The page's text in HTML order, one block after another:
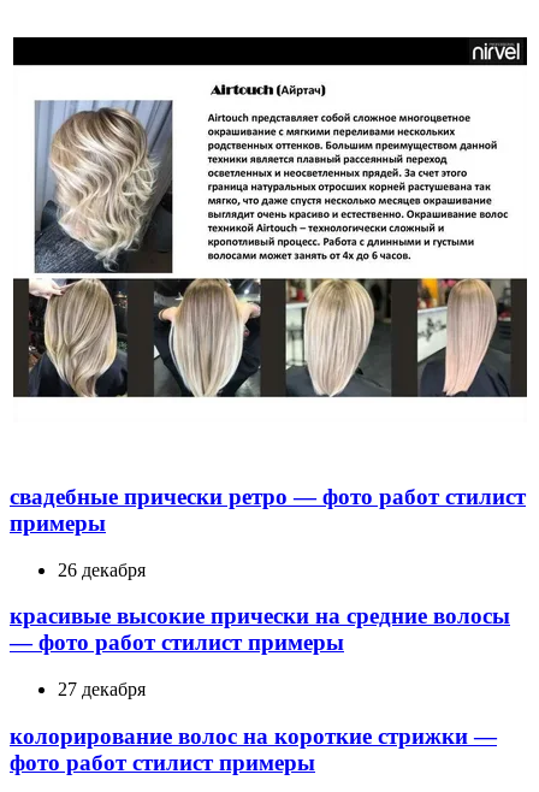
свадебные прически ретро — фото работ стилист
примеры
26 декабря
красивые высокие прически на средние волосы
— фото работ стилист примеры
27 декабря
колорирование волос на короткие стрижки —
фото работ стилист примеры